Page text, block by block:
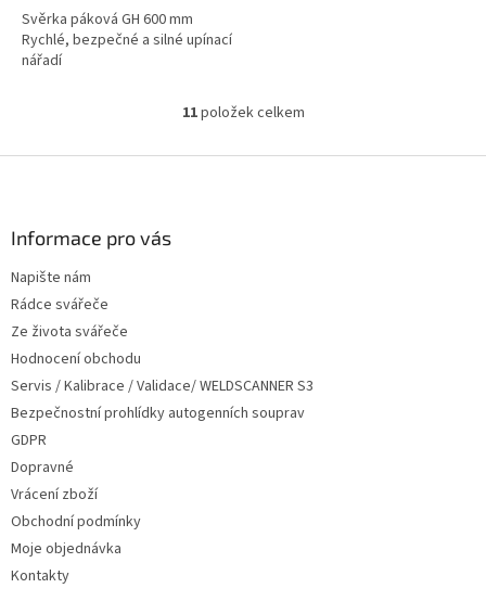
Svěrka páková GH 600 mm
Rychlé, bezpečné a silné upínací
nářadí
O
l
v
ý
11položek celkem
Informace pro vás
Napište nám
Rádce svářeče
Ze života svářeče
Hodnocení obchodu
Servis / Kalibrace / Validace/ WELDSCANNER S3
Bezpečnostní prohlídky autogenních souprav
GDPR
Dopravné
Vrácení zboží
Obchodní podmínky
Moje objednávka
Kontakty